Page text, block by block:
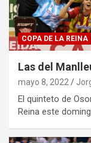
COPA DE LA REINA
Las del
mayo 8, 2022
El quinteto de
Reina este